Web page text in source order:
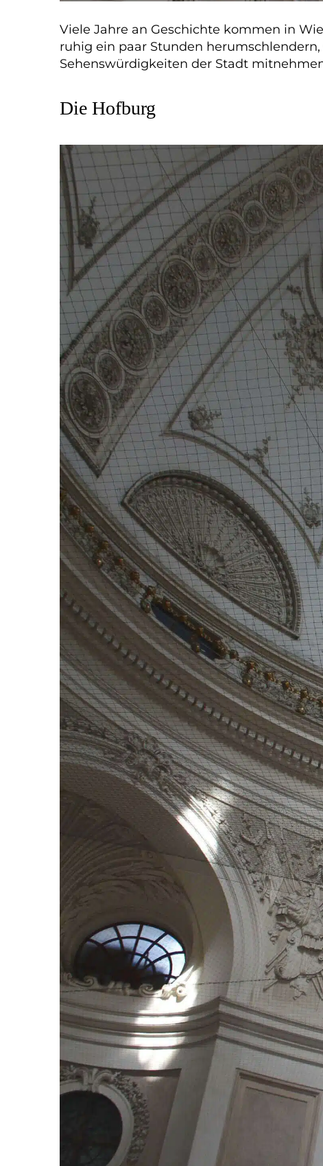
Viele Jahre an Geschichte kommen in
ruhig ein paar Stunden
Sehenswürdigkeiten der Stadt
Die Hofburg